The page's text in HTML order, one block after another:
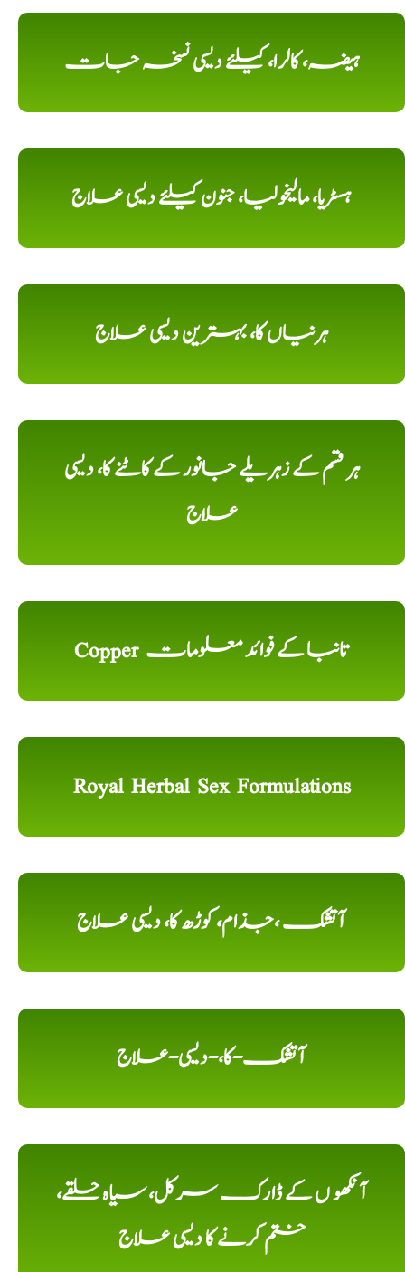
ہیضہ، کالرا، کیلئے دیسی نسخہ جات
ہسٹریا، مالیخولیا، جنون کیلئے دیسی علاج
ہرنیاں کا، بہترین دیسی علاج
ہر قسم کے زہریلے جانور کے کاٹنے کا، دیسی
علاج
Copper تانبا کے فوائد معلومات
Royal Herbal Sex Formulations
آتشک ،جذام، کوڑھ کا، دیسی علاج
آتشک-کا،-دیسی-علاج
آنکھو ں کے ڈارک سرکل، سیاہ حلقے،
ختم کرنے کا دیسی علاج